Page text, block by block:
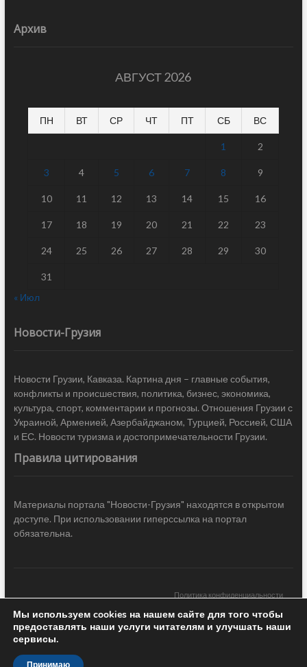
Архив
АВГУСТ 2026
ПН ВТ СР ЧТ ПТ СБ ВС
1 2
3 4 5 6 7 8 9
10 11 12 13 14 15 16
17 18 19 20 21 22 23
24 25 26 27 28 29 30
31
« Июл
Новости-Грузия
Новости Грузии, Кавказа. Картина дня – главные события,
конфликты и происшествия, политика, бизнес, экономика,
культура, спорт, комментарии и прогнозы. Отношения Грузии с
Украиной, Арменией, Азербайджаном, Турцией, Россией, США
и ЕС. Новости туризма и достопримечательности Грузии.
Правила цитирования
Материалы портала "Новости-Грузия" находятся в открытом
доступе. При использовании гиперссылка на портал
обязательна.
Политика конфиденциальности
Новости Грузии
| Black Sea Press LTD © 2020 All Rights Reserved /
Design & development —
Мы используем cookies на нашем сайте для того чтобы
предоставлять наши услуги читателям и улучшать наши
сервисы.